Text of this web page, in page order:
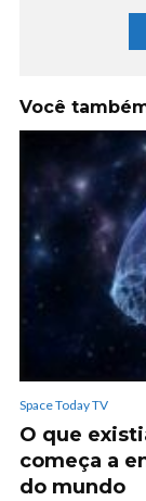
Você
Space Today TV
O que
começa a
do mundo